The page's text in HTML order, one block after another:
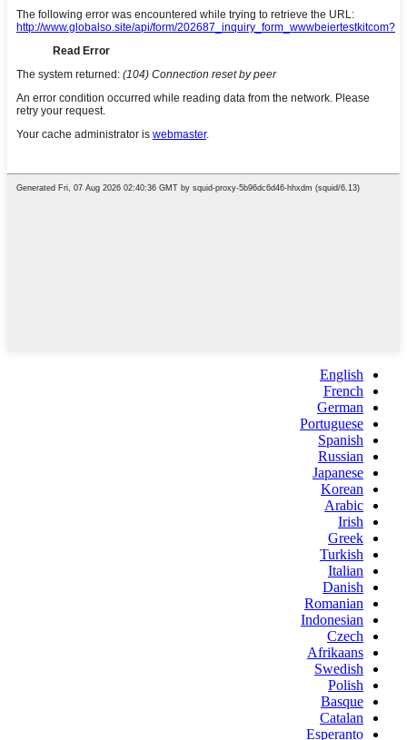
English
French
German
Portuguese
Spanish
Russian
Japanese
Korean
Arabic
Irish
Greek
Turkish
Italian
Danish
Romanian
Indonesian
Czech
Afrikaans
Swedish
Polish
Basque
Catalan
Esperanto